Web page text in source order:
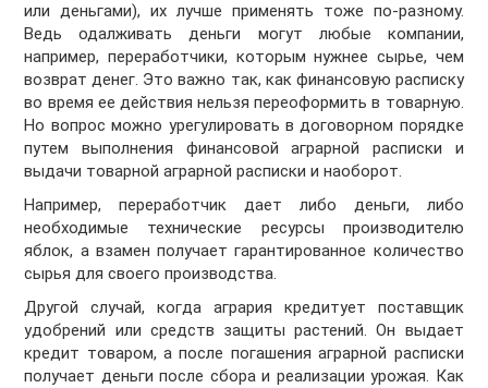
или деньгами), их лучше применять тоже по-разному.
Ведь одалживать деньги могут любые компании,
например, переработчики, которым нужнее сырье, чем
возврат денег. Это важно так, как финансовую расписку
во время ее действия нельзя переоформить в товарную.
Но вопрос можно урегулировать в договорном порядке
путем выполнения финансовой аграрной расписки и
выдачи товарной аграрной расписки и наоборот.
Например, переработчик дает либо деньги, либо
необходимые технические ресурсы производителю
яблок, а взамен получает гарантированное количество
сырья для своего производства.
Другой случай, когда агрария кредитует поставщик
удобрений или средств защиты растений. Он выдает
кредит товаром, а после погашения аграрной расписки
получает деньги после сбора и реализации урожая. Как